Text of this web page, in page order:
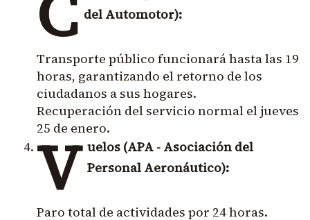
del Automotor):
Transporte público funcionará hasta las 19
horas, garantizando el retorno de los
ciudadanos a sus hogares.
Recuperación del servicio normal el jueves
25 de enero.
V uelos (APA - Asociación del
Personal Aeronáutico):
Paro total de actividades por 24 horas.